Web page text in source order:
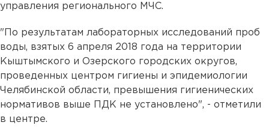
управления регионального МЧС.
"По результатам лабораторных исследований проб
воды, взятых 6 апреля 2018 года на территории
Кыштымского и Озерского городских округов,
проведенных центром гигиены и эпидемиологии
Челябинской области, превышения гигиенических
нормативов выше ПДК не установлено", - отметили
в центре.